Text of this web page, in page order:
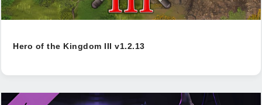
Hero of the Kingdom III v1.2.13